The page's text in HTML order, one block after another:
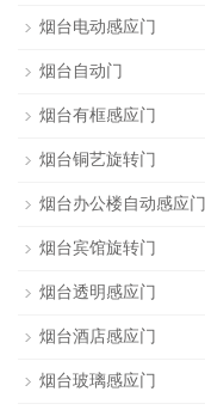
烟台电动感应门
烟台自动门
烟台有框感应门
烟台铜艺旋转门
烟台办公楼自动感应门
烟台宾馆旋转门
烟台透明感应门
烟台酒店感应门
烟台玻璃感应门